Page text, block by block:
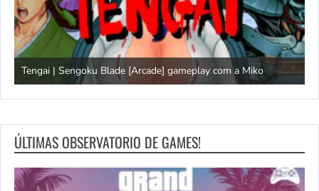
Tengai | Sengoku Blade [Arcade] gameplay com a Miko
ÚLTIMAS OBSERVATORIO DE GAMES!